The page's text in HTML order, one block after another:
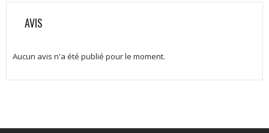
AVIS
Aucun avis n'a été publié pour le moment.